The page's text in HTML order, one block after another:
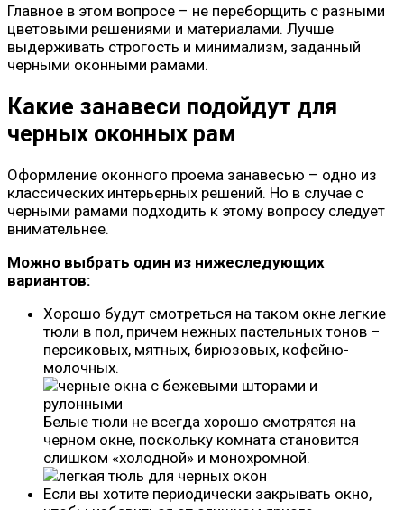
Главное в этом вопросе – не переборщить с разными
цветовыми решениями и материалами. Лучше
выдерживать строгость и минимализм, заданный
черными оконными рамами.
Какие занавеси подойдут для
черных оконных рам
Оформление оконного проема занавесью – одно из
классических интерьерных решений. Но в случае с
черными рамами подходить к этому вопросу следует
внимательнее.
Можно выбрать один из нижеследующих
вариантов:
Хорошо будут смотреться на таком окне легкие
тюли в пол, причем нежных пастельных тонов –
персиковых, мятных, бирюзовых, кофейно-
молочных.
Белые тюли не всегда хорошо смотрятся на
черном окне, поскольку комната становится
слишком «холодной» и монохромной.
Если вы хотите периодически закрывать окно,